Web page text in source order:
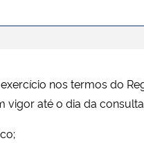
nos termos do
vigor até o dia da